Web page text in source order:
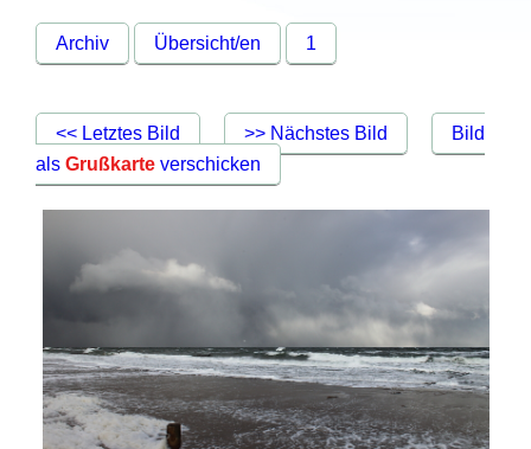
Archiv Übersicht/en 1
<< Letztes Bild >> Nächstes Bild
Bild
alsGrußkarte verschicken